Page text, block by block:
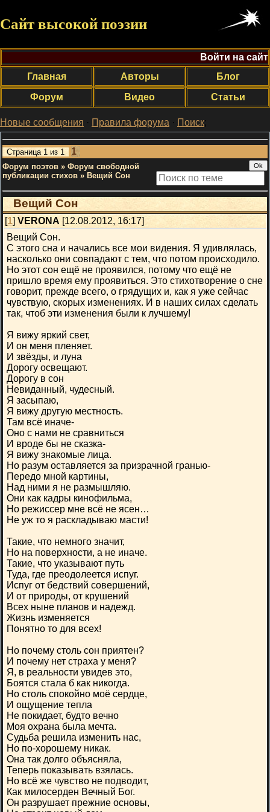
Сайт высокой поэзии
Войти на сайт
Главная
Авторы
Блог
Форум
Видео Статьи
Новые сообщения · Правила форума · Поиск;
Страница 1 из 1 1
Форум поэтов » Форум свободной
публикации стихов » Вещий Сон
Вещий Сон
[1] VERONA [12.08.2012, 16:17]
Вещий Сон.
С этого сна и начались все мои видения. Я удивлялась,
насколько они совпадают с тем, что потом происходило.
Но этот сон ещё не проявился, потому что ещё не
пришло время ему проявиться. Это стихотворение о сне
говорит, прежде всего, о грядущих и, как я уже сейчас
чувствую, скорых изменениях. И в наших силах сделать
так, чтоб эти изменения были к лучшему!
Я вижу яркий свет,
И он меня пленяет.
И звёзды, и луна
Дорогу освещают.
Дорогу в сон
Невиданный, чудесный.
Я засыпаю,
Я вижу другую местность.
Там всё иначе-
Оно с нами не сравниться
И вроде бы не сказка-
Я вижу знакомые лица.
Но разум оставляется за призрачной гранью-
Передо мной картины,
Над ними я не размышляю.
Они как кадры кинофильма,
Но режиссер мне всё не ясен…
Не уж то я раскладываю масти!
Такие, что немного значит,
Но на поверхности, а не иначе.
Такие, что указывают путь
Туда, где преодолеется испуг.
Испуг от бедствий совершений,
И от природы, от крушений
Всех ныне планов и надежд.
Жизнь изменяется
Понятно то для всех!
Но почему столь сон приятен?
И почему нет страха у меня?
Я, в реальности увидев это,
Боятся стала б как никогда.
Но столь спокойно моё сердце,
И ощущение тепла
Не покидает, будто вечно
Моя охрана была мечта.
Судьба решила изменить нас,
Но по-хорошему никак.
Она так долго объясняла,
Теперь показывать взялась.
Но всё же чувство не подводит,
Как милосерден Вечный Бог.
Он разрушает прежние основы,